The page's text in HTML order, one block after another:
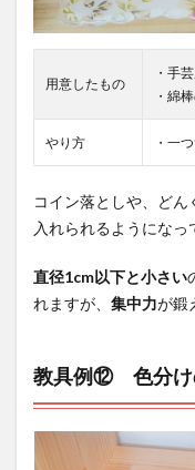
用意したもの
・手
・綿
やり方 ・一
コイン落としや、ど
入れられるようになっ
直径1cm以下と小さい
れますが、 集中力が鍛
教具例⑫ 色分け